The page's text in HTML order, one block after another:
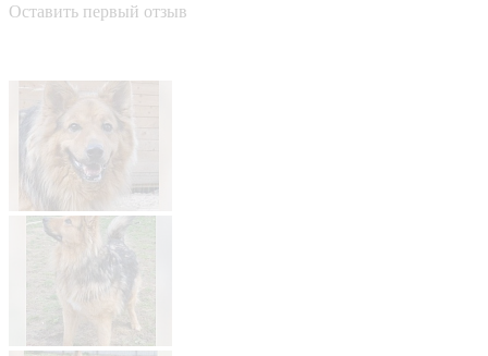
Оставить первый отзыв